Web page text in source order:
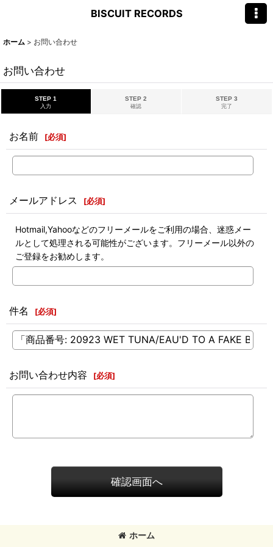
BISCUIT RECORDS
ホーム > お問い合わせ
お問い合わせ
STEP 1
入力
STEP 2
確認
STEP 3
完了
お名前 [必須]
メールアドレス [必須]
Hotmail,Yahooなどのフリーメールをご利用の場合、迷惑メー
ルとして処理される可能性がございます。フリーメール以外の
ご登録をお勧めします。
件名 [必須]
お問い合わせ内容 [必須]
確認画面へ
ホーム